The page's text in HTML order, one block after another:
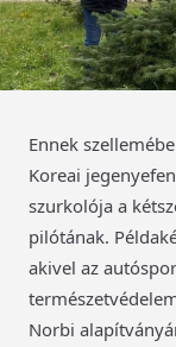
Ennek
Koreai
szurkolója a
pilótának.
akivel az
Norbi